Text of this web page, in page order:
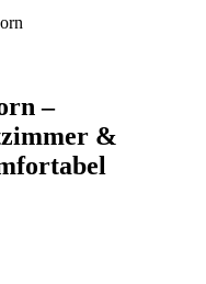
–
&